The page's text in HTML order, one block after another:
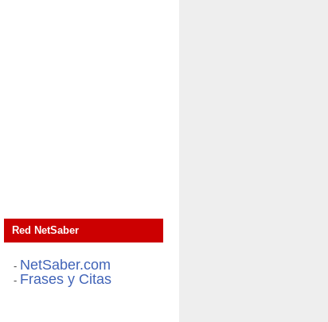
Red NetSaber
- NetSaber.com
- Frases y Citas